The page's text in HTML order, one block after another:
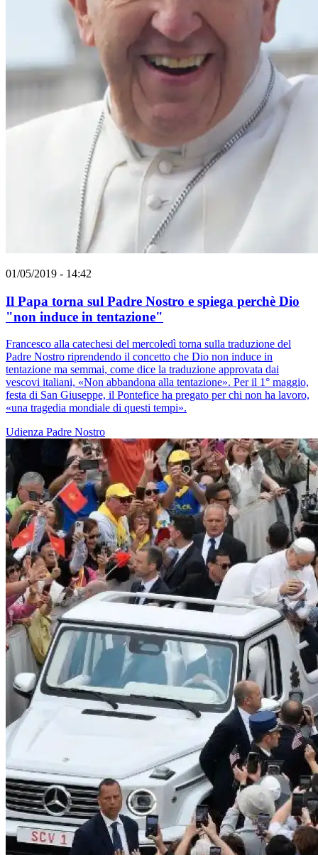
01/05/2019 - 14:42
Il Papa torna sul Padre Nostro e spiega perchè Dio
"non induce in tentazione"
Francesco alla catechesi del mercoledì torna sulla traduzione del
Padre Nostro riprendendo il concetto che Dio non induce in
tentazione ma semmai, come dice la traduzione approvata dai
vescovi italiani, «Non abbandona alla tentazione». Per il 1° maggio,
festa di San Giuseppe, il Pontefice ha pregato per chi non ha lavoro,
«una tragedia mondiale di questi tempi».
Udienza Padre Nostro